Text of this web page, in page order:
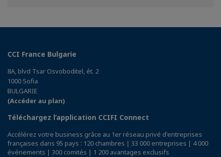
CCI France Bulgarie
8A, blvd Tsar Osvoboditel, ét. 2
1000 Sofia
BULGARIE
(Accéder au plan)
Téléchargez l’application CCIFI Connect
Accélérez votre business grâce au 1er réseau privé d'entreprises
françaises dans 95 pays : 120 chambres | 33 000 entreprises | 4 000
événements | 300 comités | 1 200 avantages exclusifs